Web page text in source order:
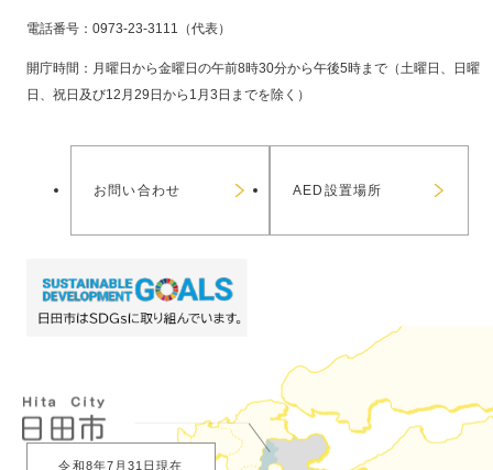
電話番号：0973-23-3111（代表）
開庁時間：月曜日から金曜日の午前8時30分から午後5時まで（土曜日、日曜
日、祝日及び12月29日から1月3日までを除く）
お問い合わせ AED設置場所
令和8年7月31日現在